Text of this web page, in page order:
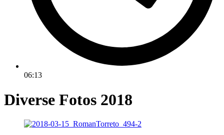
06:13
Diverse Fotos 2018